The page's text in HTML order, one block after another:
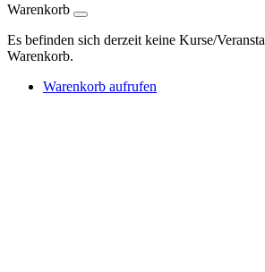
Warenkorb
Es befinden sich derzeit keine Kurse/
Warenkorb.
Warenkorb aufrufen